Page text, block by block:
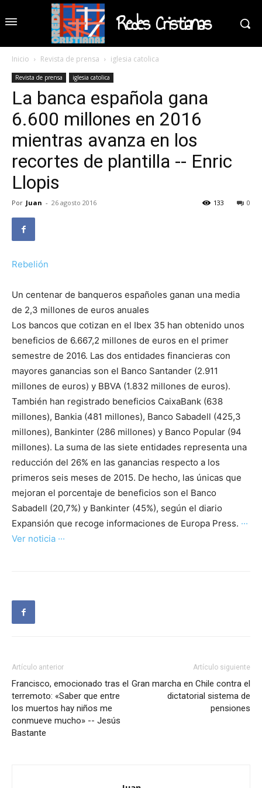
Redes Cristianas
Inicio Revista de prensa iglesia catolica
Revista de prensa iglesia catolica
La banca española gana
6.600 millones en 2016
mientras avanza en los
recortes de plantilla -- Enric
Llopis
Por Juan - 26 agosto 2016 0
133
Rebelión
Un centenar de banqueros españoles ganan una media
de 2,3 millones de euros anuales
Los bancos que cotizan en el Ibex 35 han obtenido unos
beneficios de 6.667,2 millones de euros en el primer
semestre de 2016. Las dos entidades financieras con
mayores ganancias son el Banco Santander (2.911
millones de euros) y BBVA (1.832 millones de euros).
También han registrado beneficios CaixaBank (638
millones), Bankia (481 millones), Banco Sabadell (425,3
millones), Bankinter (286 millones) y Banco Popular (94
millones). La suma de las siete entidades representa una
reducción del 26% en las ganancias respecto a los
primeros seis meses de 2015. De hecho, las únicas que
mejoran el porcentaje de beneficios son el Banco
Sabadell (20,7%) y Bankinter (45%), según el diario
Expansión que recoge informaciones de Europa Press. ···
Ver noticia ···
Artículo anterior
Francisco, emocionado tras el
terremoto: «Saber que entre
los muertos hay niños me
conmueve mucho» -- Jesús
Bastante
Artículo siguiente
Gran marcha en Chile contra el
dictatorial sistema de
pensiones